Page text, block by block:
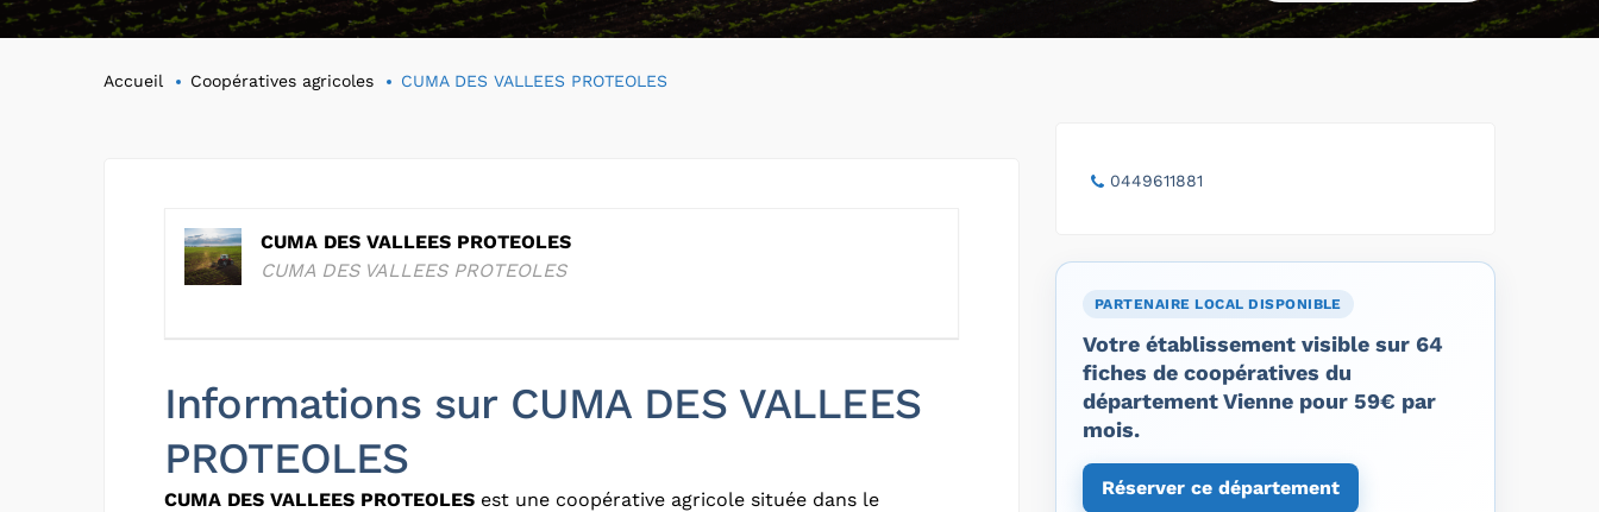
Accueil Coopératives agricoles CUMA DES VALLEES PROTEOLES
CUMA DES VALLEES PROTEOLES
CUMA DES VALLEES PROTEOLES
Informations sur CUMA DES VALLEES
PROTEOLES
CUMA DES VALLEES PROTEOLES est une coopérative agricole située dans le
0449611881
PARTENAIRE LOCAL DISPONIBLE
Votre établissement visible sur 64
fiches de coopératives du
département Vienne pour 59€ par
mois.
Réserver ce département